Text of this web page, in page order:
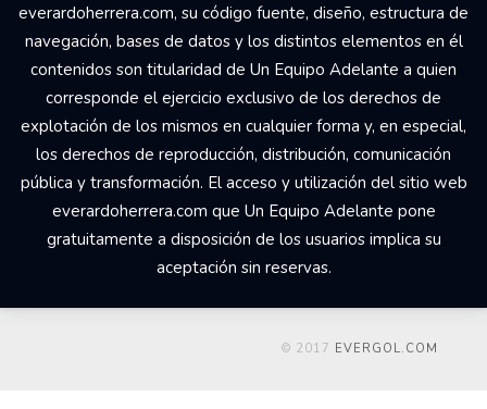
everardoherrera.com, su código fuente, diseño, estructura de
navegación, bases de datos y los distintos elementos en él
contenidos son titularidad de Un Equipo Adelante a quien
corresponde el ejercicio exclusivo de los derechos de
explotación de los mismos en cualquier forma y, en especial,
los derechos de reproducción, distribución, comunicación
pública y transformación. El acceso y utilización del sitio web
everardoherrera.com que Un Equipo Adelante pone
gratuitamente a disposición de los usuarios implica su
aceptación sin reservas.
© 2017 EVERGOL.COM